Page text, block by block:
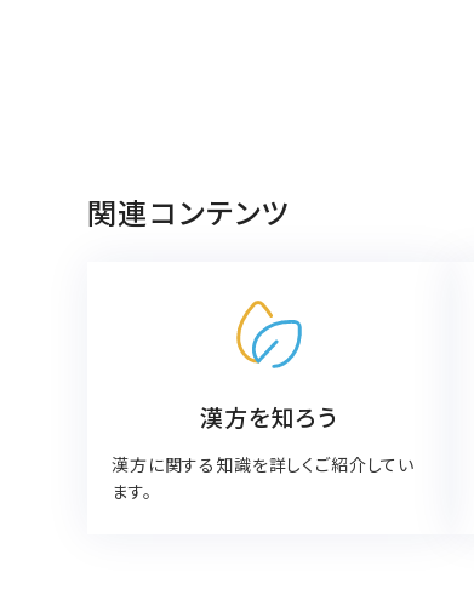
関連コンテンツ
漢方を知ろう
漢方に関する知識を詳しくご紹介してい
ます。